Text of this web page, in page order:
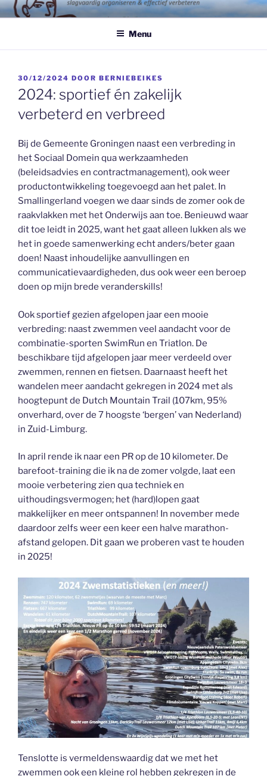
Ga
naar
inhoud
BURO BEIKES
Menu
GEPLAATST
OP
30/12/2024 DOOR BERNIEBEIKES
2024: sportief én zakelijk
verbeterd en verbreed
Bij de Gemeente Groningen naast een verbreding in
het Sociaal Domein qua werkzaamheden
(beleidsadvies en contractmanagement), ook weer
productontwikkeling toegevoegd aan het palet. In
Smallingerland voegen we daar sinds de zomer ook de
raakvlakken met het Onderwijs aan toe. Benieuwd waar
dit toe leidt in 2025, want het gaat alleen lukken als we
het in goede samenwerking echt anders/beter gaan
doen! Naast inhoudelijke aanvullingen en
communicatievaardigheden, dus ook weer een beroep
doen op mijn brede veranderskills!
Ook sportief gezien afgelopen jaar een mooie
verbreding: naast zwemmen veel aandacht voor de
combinatie-sporten SwimRun en Triatlon. De
beschikbare tijd afgelopen jaar meer verdeeld over
zwemmen, rennen en fietsen. Daarnaast heeft het
wandelen meer aandacht gekregen in 2024 met als
hoogtepunt de Dutch Mountain Trail (107km, 95%
onverhard, over de 7 hoogste ‘bergen’ van Nederland)
in Zuid-Limburg.
In april rende ik naar een PR op de 10 kilometer. De
barefoot-training die ik na de zomer volgde, laat een
mooie verbetering zien qua techniek en
uithoudingsvermogen; het (hard)lopen gaat
makkelijker en meer ontspannen! In november mede
daardoor zelfs weer een keer een halve marathon-
afstand gelopen. Dit gaan we proberen vast te houden
in 2025!
Tenslotte is vermeldenswaardig dat we met het
zwemmen ook een kleine rol hebben gekregen in de